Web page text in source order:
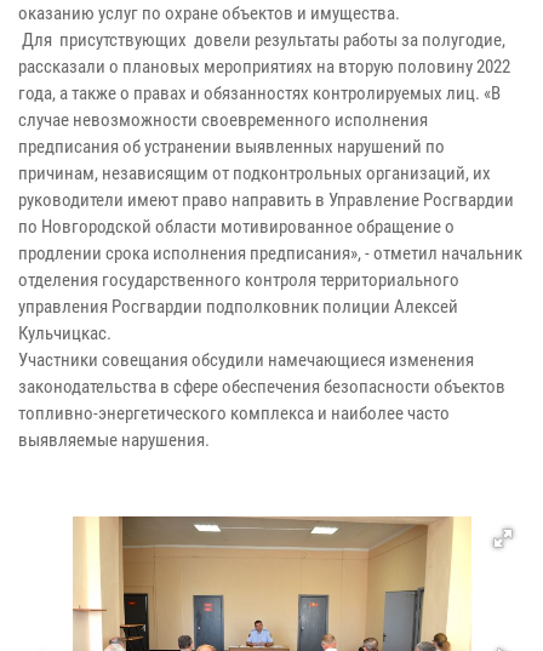
оказанию услуг по охране объектов и имущества.
Для присутствующих довели результаты работы за полугодие,
рассказали о плановых мероприятиях на вторую половину 2022
года, а также о правах и обязанностях контролируемых лиц. «В
случае невозможности своевременного исполнения
предписания об устранении выявленных нарушений по
причинам, независящим от подконтрольных организаций, их
руководители имеют право направить в Управление Росгвардии
по Новгородской области мотивированное обращение о
продлении срока исполнения предписания», - отметил начальник
отделения государственного контроля территориального
управления Росгвардии подполковник полиции Алексей
Кульчицкас.
Участники совещания обсудили намечающиеся изменения
законодательства в сфере обеспечения безопасности объектов
топливно-энергетического комплекса и наиболее часто
выявляемые нарушения.